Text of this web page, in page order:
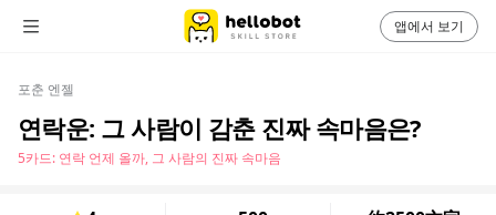
포춘 엔젤
연락운: 그 사람이 감춘 진짜 속마음은?
5카드: 연락 언제 올까, 그 사람의 진짜 속마음
앱에서 보기